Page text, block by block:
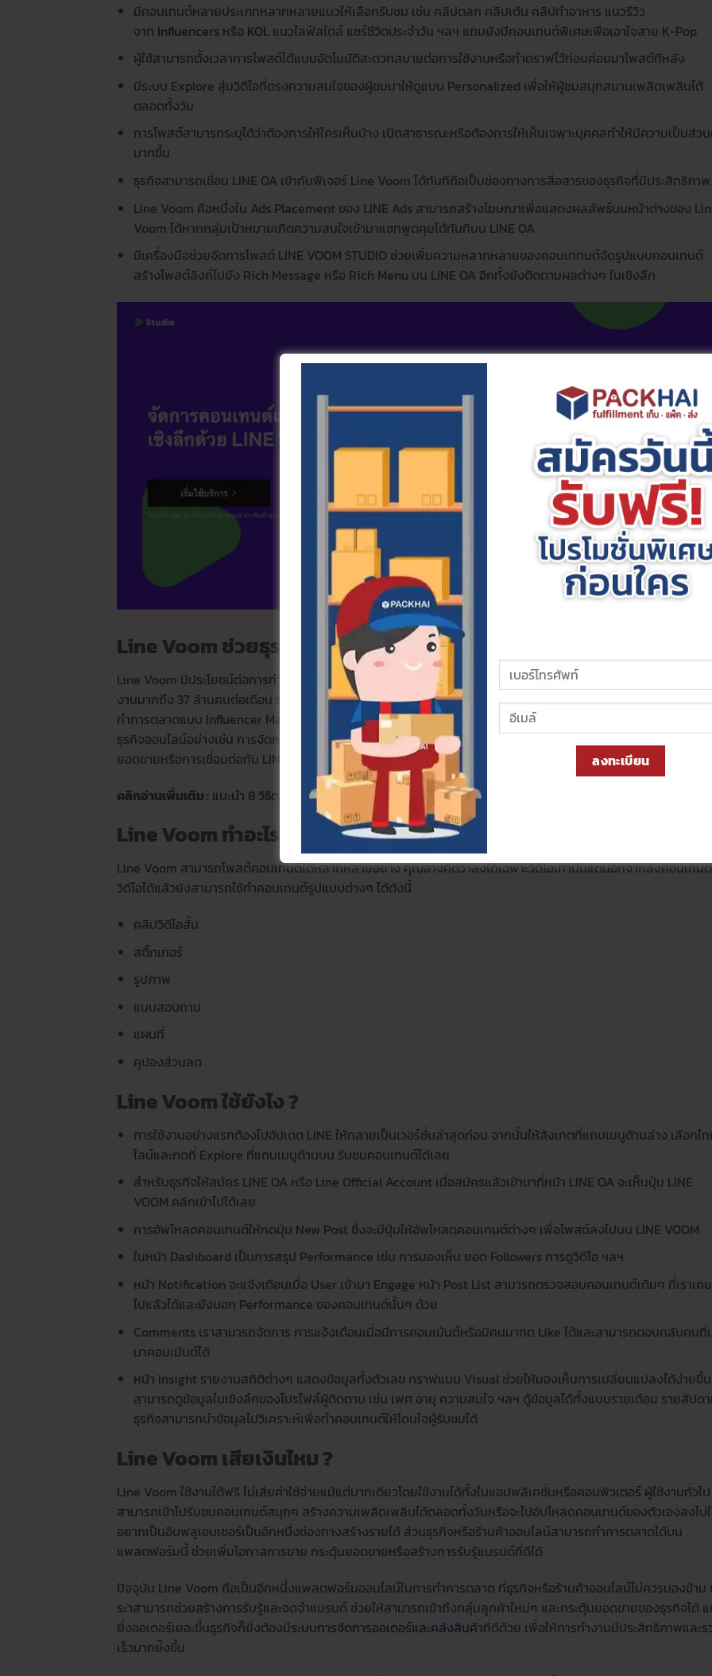
มีคอนเทนต์หลายประเภทหลากหลายแนวให้เลือกรับชม เช่น คลิปตลก คลิปเต้น คลิปทำอาหาร แนวรีวิว
จาก Influencersหรือ KOLแนวไลฟ์สไตล์ แชร์ชีวิตประจำวัน ฯลฯ แถมยังมีคอนเทนต์พิเศษเพื่อเอาใจสาย K-Pop
ผู้ใช้สามารถตั้งเวลาการโพสต์ได้แบบอัตโนมัติสะดวกสบายต่อการใช้งานหรือทำดราฟไว้ก่อนค่อยมาโพสต์ทีหลัง
มีระบบ Explore สุ่มวิดีโอที่ตรงความสนใจของผู้ชมมาให้ดูแบบ Personalized เพื่อให้ผู้ชมสนุกสนานเพลิดเพลินได้
ตลอดทั้งวัน
การโพสต์สามารถระบุได้ว่าต้องการให้ใครเห็นบ้าง เปิดสาธารณะหรือต้องการให้เห็นเฉพาะบุคคลทำให้มีความเป็นส่ว
มากขึ้น
ธุรกิจสามารถเชื่อม LINE OA เข้ากับฟีเจอร์ Line Voom ได้ทันทีถือเป็นช่องทางการสื่อสารของธุรกิจที่มีประสิทธิภาพ
Line Voom คือหนึ่งใน Ads Placement ของ LINE Ads สามารถสร้างโฆษณาเพื่อแสดงผลลัพธ์บนหน้าต่างของ
Voom ได้หากกลุ่มเป้าหมายเกิดความสนใจเข้ามาแชทพูดคุยได้ทันทีบน LINE OA
มีเครื่องมือช่วยจัดการโพสต์ LINE VOOM STUDIO ช่วยเพิ่มความหลากหลายของคอนเททนต์จัดรูปแบบคอนเทนต์
สร้างโพสต์ลิงค์ไปยัง Rich Message หรือ Rich Menu บน LINE OA อีกทั้งยังติดตามผลต่างๆ ในเชิงลึก
Line Voom ช่วยธุรกิจและร้านค้าออนไลน์ได้อย่างไรบ้าง
Line Voom มีประโยชน์ต่อการทำการตลาดออนไลน์ช่วยให้เข้าถึงลูกค้าได้จำนวนมาก ช่วยกระตุ้นยอดขายได้ดีปัจจุบันมีผู้ใ
งานมากถึง 37 ล้านคนต่อเดือน ธุรกิจหรือร้านค้าออนไลน์สามารถสื่อสารกับกลุ่มเป้าหมายด้วยคอนเทนต์ที่น่าสนใจหรือ
ทำการตลาดแบบ Influencer Marketing สร้างพื้นที่โฆษณาได้แถม Line Voom มีฟีเจอร์ดีๆ มากมายช่วยสนับสนุนการท
ธุรกิจออนไลน์อย่างเช่น การจัดการโพสต์ LINE VOOM STUDIO ช่วยจัดการโพสต์ แนบคูปองร้านค้าในโพสต์เพื่อกระตุ้น
ยอดขายหรือการเชื่อมต่อกับ LINE OA แชทพูดคุยกับลูกค้าได้โดยตรงและยังเรียกดูข้อมูล Insight ในเชิงลึกได้ เป็นต้น
คลิกอ่านเพิ่มเติม : แนะนำ 8 วิธีตอบแชทลูกค้า สำหรับร้านค้าออนไลน์ ช่วยให้ลูกค้าประทับใจ เพิ่มโอกาสปิดการขาย
Line Voom ทำอะไรได้บ้าง ?
Line Voom สามารถโพสต์คอนเทนต์ได้หลากหลายอย่าง คุณอาจคิดว่าลงได้เฉพาะวิดีโอเท่านั้นแต่นอกจากลงคอนเทนต์
วิดีโอได้แล้วยังสามารถใช้ทำคอนเทนต์รูปแบบต่างๆ ได้ดังนี้
คลิปวิดีโอสั้น
สติ๊กเกอร์
รูปภาพ
แบบสอบถาม
แผนที่
คูปองส่วนลด
Line Voom ใช้ยังไง ?
การใช้งานอย่างแรกต้องไปอัปเดต LINE ให้กลายเป็นเวอร์ชั่นล่าสุดก่อน จากนั้นให้สังเกตที่แถบเมนูด้านล่าง เลือกไ
ไลน์และกดที่ Explore ที่แถบเมนูด้านบน รับชมคอนเทนต์ได้เลย
สำหรับธุรกิจให้สมัคร LINE OA หรือ Line Official Account เมื่อสมัครแล้วเข้ามาที่หน้า LINE OA จะเห็นปุ่ม LINE
VOOM คลิกเข้าไปได้เลย
การอัพโหลดคอนเทนต์ให้กดปุ่ม New Post ซึ่งจะมีปุ่มให้อัพโหลดคอนเทนต์ต่างๆ เพื่อโพสต์ลงไปบน LINE VOOM
ในหน้า Dashboard เป็นการสรุป Performance เช่น การมองเห็น ยอด Followers การดูวิดีโอ ฯลฯ
หน้า Notification จะแจ้งเตือนเมื่อ User เข้ามา Engage หน้า Post List สามารถตรวจสอบคอนเทนต์เดิมๆ ที่เราเค
ไปแล้วได้และยังบอก Performance ของคอนเทนต์นั้นๆ ด้วย
Comments เราสามารถจัดการ การแจ้งเตือนเมื่อมีการคอมเม้นต์หรือมีคนมากด Like ได้และสามารถตอบกลับคนที่
มาคอมเม้นต์ได้
หน้า Insight รายงานสถิติต่างๆ แสดงข้อมูลทั้งตัวเลข กราฟแบบ Visual ช่วยให้มองเห็นการเปลี่ยนแปลงได้ง่ายขึ้น
สามารถดูข้อมูลในเชิงลึกของโปรไฟล์ผู้ติดตาม เช่น เพศ อายุ ความสนใจ ฯลฯ ดู้ข้อมูลได้ทั้งแบบรายเดือน รายสัปด
ธุรกิจสามารถนำข้อมูลไปวิเคราะห์เพื่อทำคอนเทนต์ให้โดนใจผู้รับชมได้
Line Voom เสียเงินไหม ?
Line Voom ใช้งานได้ฟรี ไม่เสียค่าใช้จ่ายแม้แต่บาทเดียวโดยใช้งานได้ทั้งในแอปพลิเคชั่นหรือคอมพิวเตอร์ ผู้ใช้งานทั่วไป
สามารถเข้าไปรับชมคอนเทนต์สนุกๆ สร้างความเพลิดเพลินได้ตลอดทั้งวันหรือจะไปอัปโหลดคอนเทนต์ของตัวเองลงไป
อยากเป็นอินฟลูเอนเซอร์เป็นอีกหนึ่งช่องทางสร้างรายได้ ส่วนธุรกิจหรือร้านค้าออนไลน์สามารถทำการตลาดได้บน
แพลตฟอร์มนี้ ช่วยเพิ่มโอกาสการขาย กระตุ้นยอดขายหรือสร้างการรับรู้แบรนด์ที่ดีได้
ปัจจุบัน Line Voom ถือเป็นอีกหนึ่งแพลตฟอร์มออนไลน์ในการทำการตลาด ที่ธุรกิจหรือร้านค้าออนไลน์ไม่ควรมองข้าม
ระาสามารถช่วยสร้างการรับรู้และจดจำแบรนด์ ช่วยให้สามารถเข้าถึงกลุ่มลูกค้าใหม่ๆ และกระตุ้นยอดขายของธุรกิจได้
ยิ่งออเดอร์เยอะขึ้นธุรกิจก็ยิ่งต้องมีระบบการจัดการออเดอร์และคลังสินค้าที่ดีด้วย เพื่อให้การทำงานมีประสิทธิภาพและร
เร็วมากย่ิงขึ้น
ลงทะเบียน